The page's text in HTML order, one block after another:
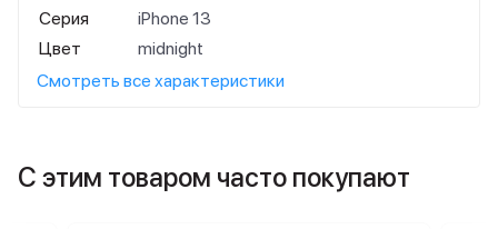
Серия
iPhone 13
Цвет
midnight
Смотреть все характеристики
С этим товаром часто покупают